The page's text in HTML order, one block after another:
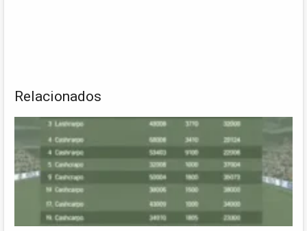
Relacionados